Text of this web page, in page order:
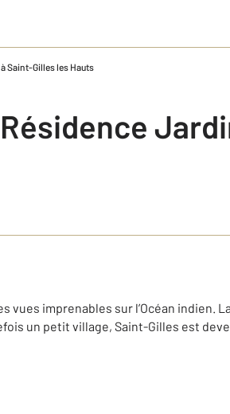
Saint-Gilles les Hauts
imprenables sur l’Océan indien.
un petit village, Saint-Gilles est